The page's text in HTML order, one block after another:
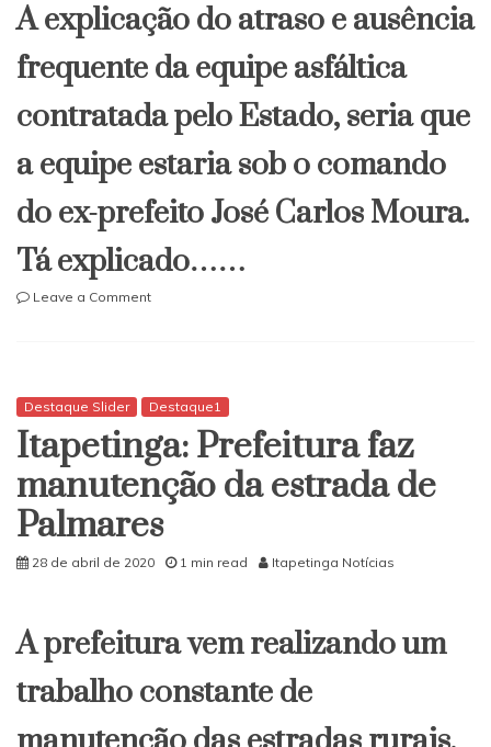
A explicação do atraso e ausência
frequente da equipe asfáltica
contratada pelo Estado, seria que
a equipe estaria sob o comando
do ex-prefeito José Carlos Moura.
Tá explicado……
Leave a Commenton
de
e
Rosemberg
na
Av.
Júlio
J.
Destaque Slider Destaque1
Itapetinga: Prefeitura faz
manutenção da estrada de
Palmares
28 de abril de 2020 1 min read Itapetinga Notícias
A prefeitura vem realizando um
trabalho constante de